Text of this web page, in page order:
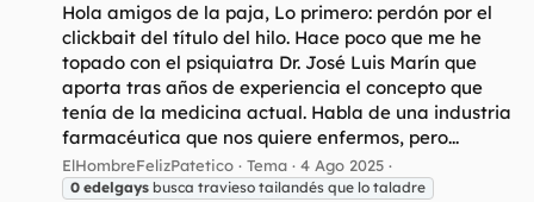
Hola amigos de la paja, Lo primero: perdón por el
clickbait del título del hilo. Hace poco que me he
topado con el psiquiatra Dr. José Luis Marín que
aporta tras años de experiencia el concepto que
tenía de la medicina actual. Habla de una industria
farmacéutica que nos quiere enfermos, pero...
ElHombreFelizPatetico Tema 4 Ago 2025
0 edelgays busca travieso tailandés que lo taladre